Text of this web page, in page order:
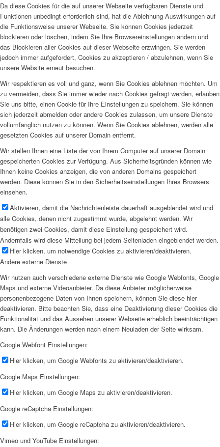
Da diese Cookies für die auf unserer Webseite verfügbaren Dienste und
Funktionen unbedingt erforderlich sind, hat die Ablehnung Auswirkungen auf
die Funktionsweise unserer Webseite. Sie können Cookies jederzeit
blockieren oder löschen, indem Sie Ihre Browsereinstellungen ändern und
das Blockieren aller Cookies auf dieser Webseite erzwingen. Sie werden
jedoch immer aufgefordert, Cookies zu akzeptieren / abzulehnen, wenn Sie
unsere Website erneut besuchen.
Wir respektieren es voll und ganz, wenn Sie Cookies ablehnen möchten. Um
zu vermeiden, dass Sie immer wieder nach Cookies gefragt werden, erlauben
Sie uns bitte, einen Cookie für Ihre Einstellungen zu speichern. Sie können
sich jederzeit abmelden oder andere Cookies zulassen, um unsere Dienste
vollumfänglich nutzen zu können. Wenn Sie Cookies ablehnen, werden alle
gesetzten Cookies auf unserer Domain entfernt.
Wir stellen Ihnen eine Liste der von Ihrem Computer auf unserer Domain
gespeicherten Cookies zur Verfügung. Aus Sicherheitsgründen können wie
Ihnen keine Cookies anzeigen, die von anderen Domains gespeichert
werden. Diese können Sie in den Sicherheitseinstellungen Ihres Browsers
einsehen.
Aktivieren, damit die Nachrichtenleiste dauerhaft ausgeblendet wird und
alle Cookies, denen nicht zugestimmt wurde, abgelehnt werden. Wir
benötigen zwei Cookies, damit diese Einstellung gespeichert wird.
Andernfalls wird diese Mitteilung bei jedem Seitenladen eingeblendet werden.
Hier klicken, um notwendige Cookies zu aktivieren/deaktivieren.
Andere externe Dienste
Wir nutzen auch verschiedene externe Dienste wie Google Webfonts, Google
Maps und externe Videoanbieter. Da diese Anbieter möglicherweise
personenbezogene Daten von Ihnen speichern, können Sie diese hier
deaktivieren. Bitte beachten Sie, dass eine Deaktivierung dieser Cookies die
Funktionalität und das Aussehen unserer Webseite erheblich beeinträchtigen
kann. Die Änderungen werden nach einem Neuladen der Seite wirksam.
Google Webfont Einstellungen:
Hier klicken, um Google Webfonts zu aktivieren/deaktivieren.
Google Maps Einstellungen:
Hier klicken, um Google Maps zu aktivieren/deaktivieren.
Google reCaptcha Einstellungen:
Hier klicken, um Google reCaptcha zu aktivieren/deaktivieren.
Vimeo und YouTube Einstellungen: